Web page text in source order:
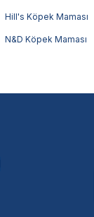
Hill's Köpek Maması
N&D Köpek Maması